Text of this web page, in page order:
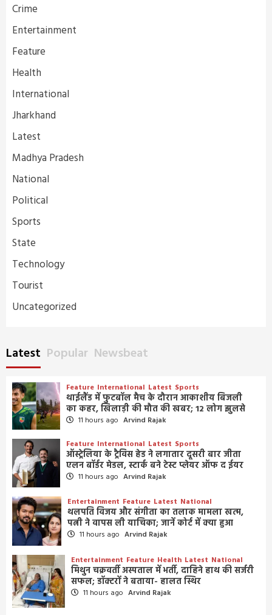
Crime
Entertainment
Feature
Health
International
Jharkhand
Latest
Madhya Pradesh
National
Political
Sports
State
Technology
Tourist
Uncategorized
Latest Popular Newsbeat
Feature International Latest Sports
थाईलैंड में फुटबॉल मैच के दौरान आकाशीय बिजली
का कहर, खिलाड़ी की मौत की खबर; 12 लोग झुलसे
11 hours ago Arvind Rajak
Feature International Latest Sports
ऑस्ट्रेलिया के ट्रैविस हेड ने लगातार दूसरी बार जीता
एलन बॉर्डर मेडल, स्टार्क बने टेस्ट प्लेयर ऑफ द ईयर
11 hours ago Arvind Rajak
Entertainment Feature Latest National
थलपति विजय और संगीता का तलाक मामला खत्म,
पत्नी ने वापस ली याचिका; जानें कोर्ट में क्या हुआ
11 hours ago Arvind Rajak
Entertainment Feature Health Latest National
मिथुन चक्रवर्ती अस्पताल में भर्ती, दाहिने हाथ की सर्जरी
सफल; डॉक्टरों ने बताया- हालत स्थिर
11 hours ago Arvind Rajak